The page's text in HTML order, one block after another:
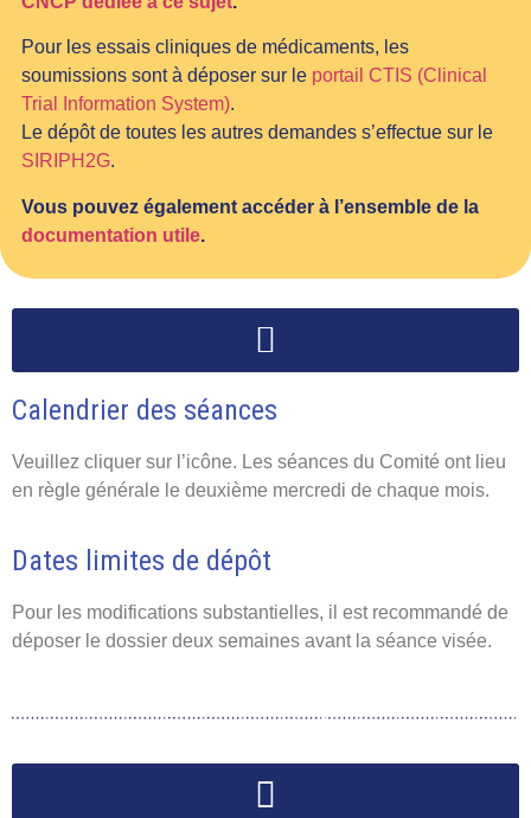
Pour les essais cliniques de médicaments, les
soumissions sont à déposer sur le portail CTIS (Clinical
Trial Information System).
Le dépôt de toutes les autres demandes s’effectue sur le
SIRIPH2G.
Vous pouvez également accéder à l’ensemble de la
documentation utile.
Calendrier des séances
Veuillez cliquer sur l’icône. Les séances du Comité ont lieu
en règle générale le deuxième mercredi de chaque mois.
Dates limites de dépôt
Pour les modifications substantielles, il est recommandé de
déposer le dossier deux semaines avant la séance visée.